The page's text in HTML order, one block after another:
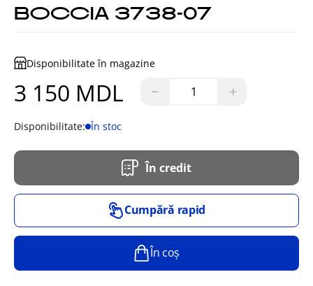
BOCCIA 3738-07
Disponibilitate în magazine
3 150 MDL − +
Disponibilitate: În stoc
În credit
Cumpără rapid
În coș